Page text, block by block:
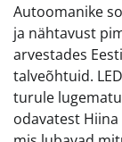
Autoomanike
ja nähtavust
arvestades
talveõhtuid.
turule
odavatest